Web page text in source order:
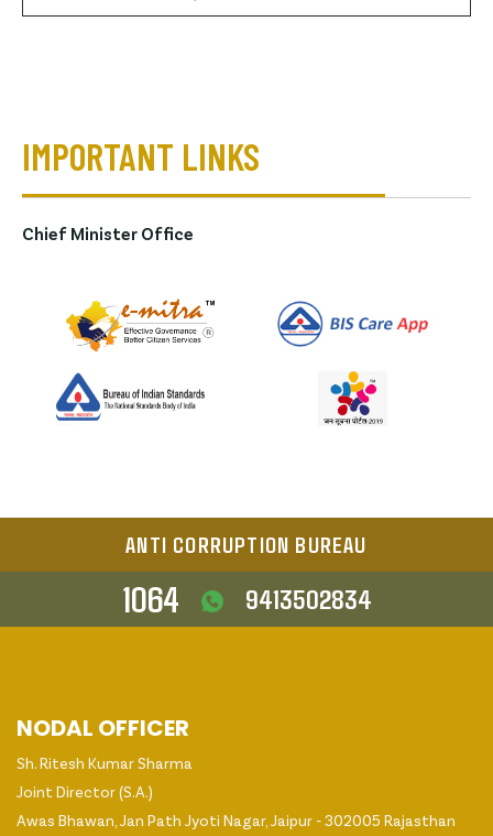
IMPORTANT LINKS
Chief Minister Office
ANTI CORRUPTION BUREAU
1064 9413502834
NODAL OFFICER
Sh. Ritesh Kumar Sharma
Joint Director (S.A.)
Awas Bhawan, Jan Path Jyoti Nagar, Jaipur - 302005 Rajasthan